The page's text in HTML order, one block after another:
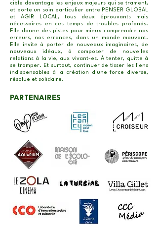
cible davantage les enjeux majeurs qui se trament,
et porte un soin particulier entre PENSER GLOBAL
et AGIR LOCAL, tous deux éprouvants mais
nécessaires en ces temps de troubles profonds.
Elle donne des pistes pour mieux comprendre nos
erreurs, nos errances, dans un monde mouvant.
Elle invite à porter de nouveaux imaginaires, de
nouveaux idéaux, à composer de nouvelles
relations à la vie, aux vivant-es. À tenter, quitte à
se tromper. Et surtout, continuer de tisser les liens
indispensables à la création d'une force diverse,
résolue et solidaire.
PARTENAIRES